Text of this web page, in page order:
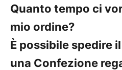
Quanto tempo ci
mio ordine?
È possibile spedire
una Confezione